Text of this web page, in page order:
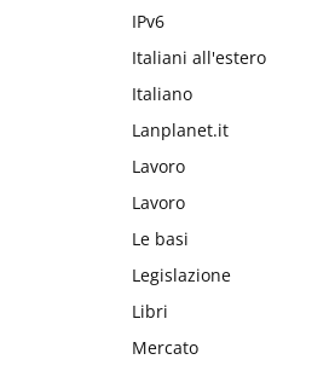
IPv6
Italiani all'estero
Italiano
Lanplanet.it
Lavoro
Lavoro
Le basi
Legislazione
Libri
Mercato